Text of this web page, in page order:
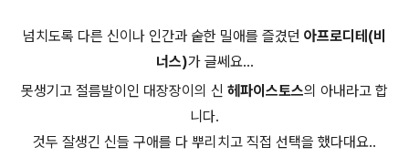
넘치도록 다른 신이나 인간과 숱한 밀애를 즐겼던 아프로디테(비
너스)가 글쎄요...
못생기고 절름발이인 대장장이의 신 헤파이스토스의 아내라고 합
니다.
것두 잘생긴 신들 구애를 다 뿌리치고 직접 선택을 했다대요..